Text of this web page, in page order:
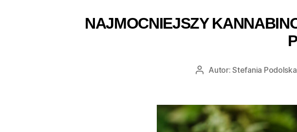
NAJMOCNIEJSZY
AutorAutor:Stefania Podolska